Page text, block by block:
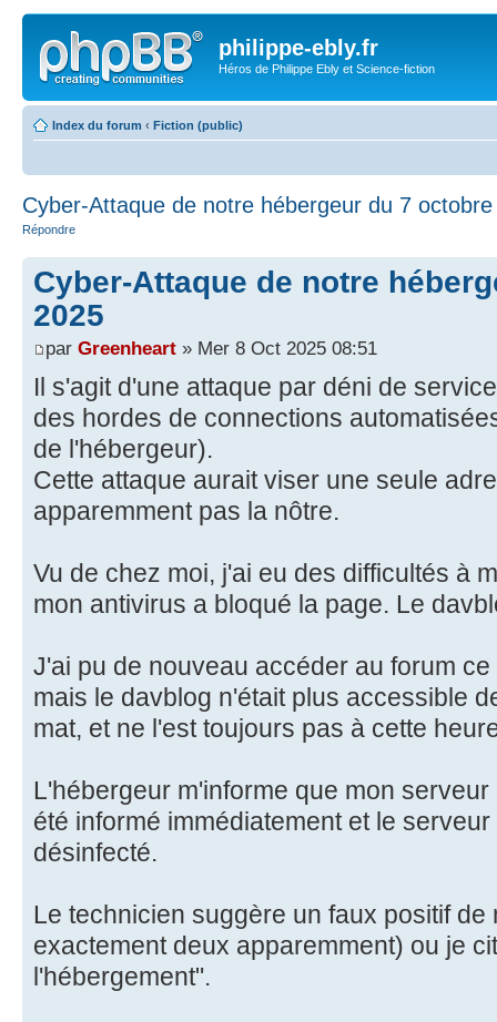
philippe-ebly.fr
Héros de Philippe Ebly et Science-fiction
Index du forum ‹ Fiction (public)
Cyber-Attaque de notre hébergeur du 7
Répondre
Cyber-Attaque de notre
2025
par Greenheart » Mer 8 Oct 2025 08:51
Il s'agit d'une attaque par déni de
des hordes de connections
de l'hébergeur).
Cette attaque aurait viser une seule
apparemment pas la nôtre.
Vu de chez moi, j'ai eu des difficultés à
mon antivirus a bloqué la page. Le
J'ai pu de nouveau accéder au forum
mais le davblog n'était plus accessible
mat, et ne l'est toujours pas à cette
L'hébergeur m'informe que mon
été informé immédiatement et le
désinfecté.
Le technicien suggère un faux positif
exactement deux apparemment) ou je
l'hébergement".